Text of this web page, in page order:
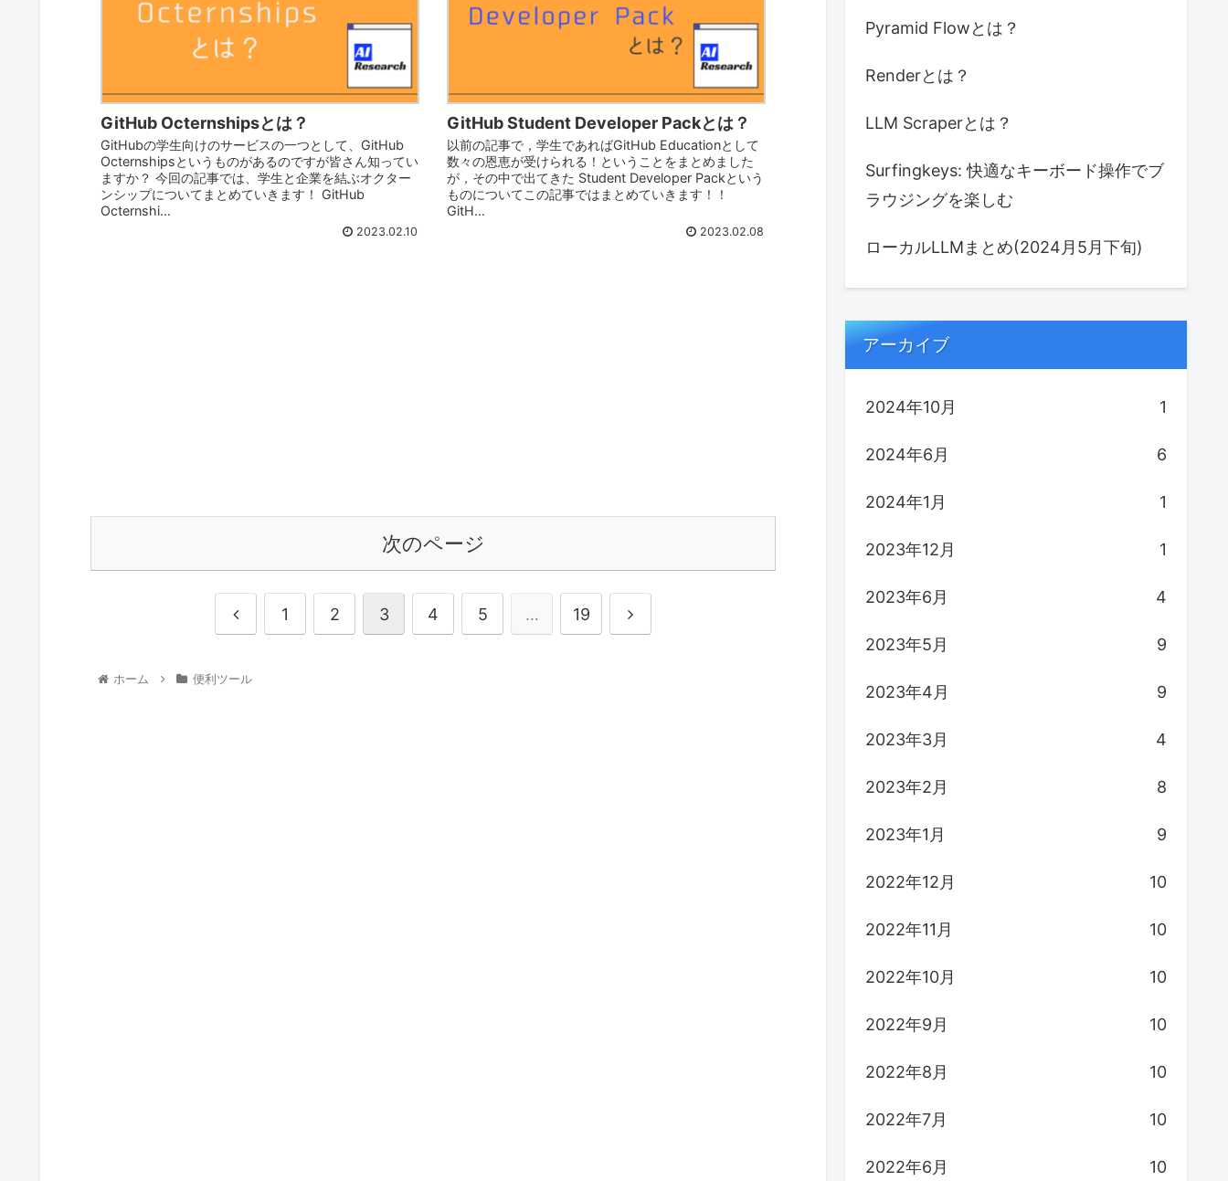
GitHub Octernshipsとは？
GitHubの学生向けのサービスの一つとして、GitHub
Octernshipsというものがあるのですが皆さん知ってい
ますか？ 今回の記事では、学生と企業を結ぶオクター
ンシップについてまとめていきます！ GitHub
Octernshi...
2023.02.10
GitHub Student Developer Packとは？
以前の記事で，学生であればGitHub Educationとして
数々の恩恵が受けられる！ということをまとめました
が，その中で出てきた Student Developer Packという
ものについてこの記事ではまとめていきます！！
GitH...
2023.02.08
次のページ
1 2 3 4 5 … 19
ホーム 便利ツール
Pyramid Flowとは？
Renderとは？
LLM Scraperとは？
Surfingkeys: 快適なキーボード操作でブ
ラウジングを楽しむ
ローカルLLMまとめ(2024月5月下旬)
アーカイブ
2024年10月 1
2024年6月 6
2024年1月 1
2023年12月 1
2023年6月 4
2023年5月 9
2023年4月 9
2023年3月 4
2023年2月 8
2023年1月 9
2022年12月 10
2022年11月 10
2022年10月 10
2022年9月 10
2022年8月 10
2022年7月 10
2022年6月 10